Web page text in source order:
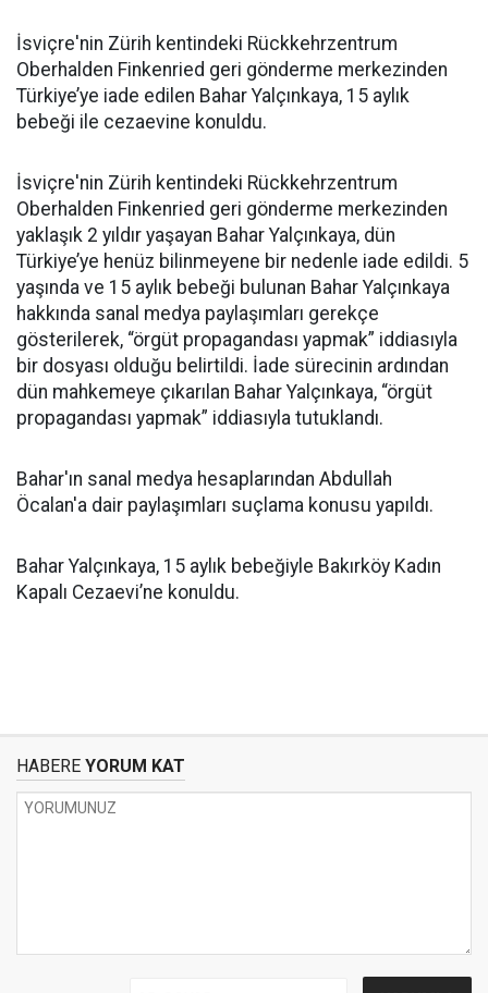
İsviçre'nin Zürih kentindeki Rückkehrzentrum
Oberhalden Finkenried geri gönderme merkezinden
Türkiye’ye iade edilen Bahar Yalçınkaya, 15 aylık
bebeği ile cezaevine konuldu.
İsviçre'nin Zürih kentindeki Rückkehrzentrum
Oberhalden Finkenried geri gönderme merkezinden
yaklaşık 2 yıldır yaşayan Bahar Yalçınkaya, dün
Türkiye’ye henüz bilinmeyene bir nedenle iade edildi. 5
yaşında ve 15 aylık bebeği bulunan Bahar Yalçınkaya
hakkında sanal medya paylaşımları gerekçe
gösterilerek, “örgüt propagandası yapmak” iddiasıyla
bir dosyası olduğu belirtildi. İade sürecinin ardından
dün mahkemeye çıkarılan Bahar Yalçınkaya, “örgüt
propagandası yapmak” iddiasıyla tutuklandı.
Bahar'ın sanal medya hesaplarından Abdullah
Öcalan'a dair paylaşımları suçlama konusu yapıldı.
Bahar Yalçınkaya, 15 aylık bebeğiyle Bakırköy Kadın
Kapalı Cezaevi’ne konuldu.
HABERE YORUM KAT